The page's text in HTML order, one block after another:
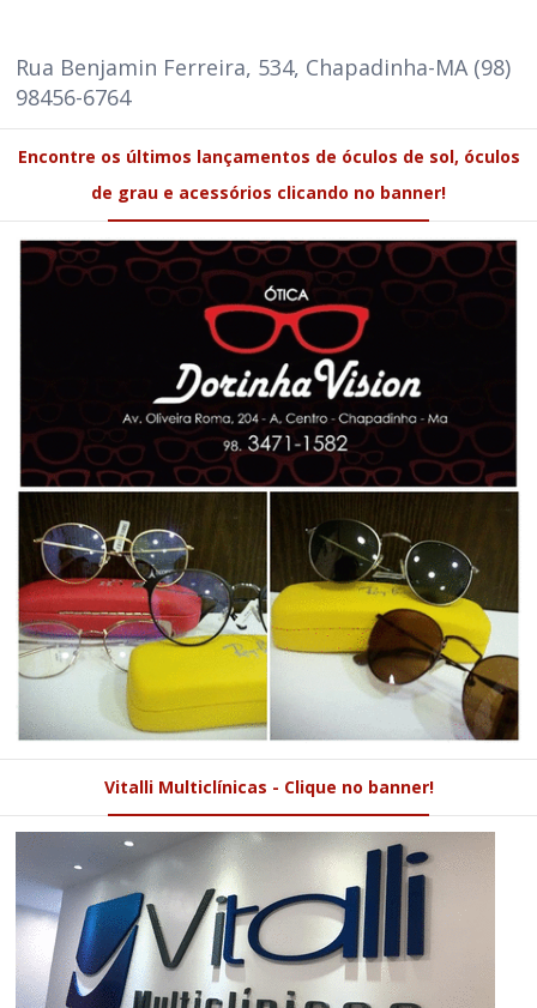
Rua Benjamin Ferreira, 534, Chapadinha-MA (98)
98456-6764
Encontre os últimos lançamentos de óculos de sol, óculos
de grau e acessórios clicando no banner!
Vitalli Multiclínicas - Clique no banner!